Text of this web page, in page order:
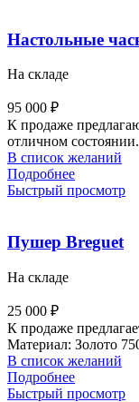
Настольные
На складе
95 000 ₽
К продаже
отличном
В список желаний
Подробнее
Быстрый просмотр
Пушер Breguet
На складе
25 000 ₽
К продаже
Материал: Золото
В список желаний
Подробнее
Быстрый просмотр